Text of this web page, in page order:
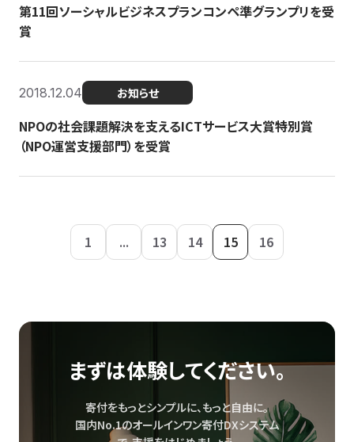
第11回ソーシャルビジネスプランコンペ準グランプリを受
賞
2018.12.04 お知らせ
NPOの社会課題解決を支えるICTサービス大賞特別賞
（NPO運営支援部門）を受賞
1 ... 13 14 15 16
まずは体験してください。
寄付をもっとシンプルに、もっと自由に。
国内No.1のオールインワン寄付DXシステム